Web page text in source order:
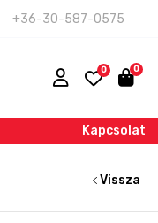
+36-30-587-0575
Kapcsolat
Vissza